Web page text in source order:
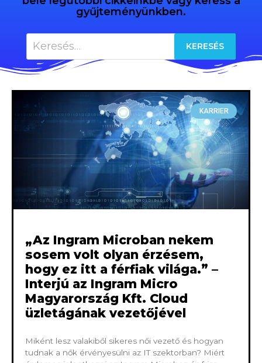
gyűjteményünkben.
KARRIER
„Az Ingram Microban nekem
sosem volt olyan érzésem,
hogy ez itt a férfiak világa.” –
Interjú az Ingram Micro
Magyarország Kft. Cloud
üzletágának vezetőjével
Miként lesz valakiből sikeres női vezető és hogyan
tudnak a nők érvényesülni az IT szektorban? Miért